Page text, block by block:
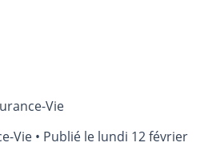
Vie
Vie • Publié le lundi 12 février